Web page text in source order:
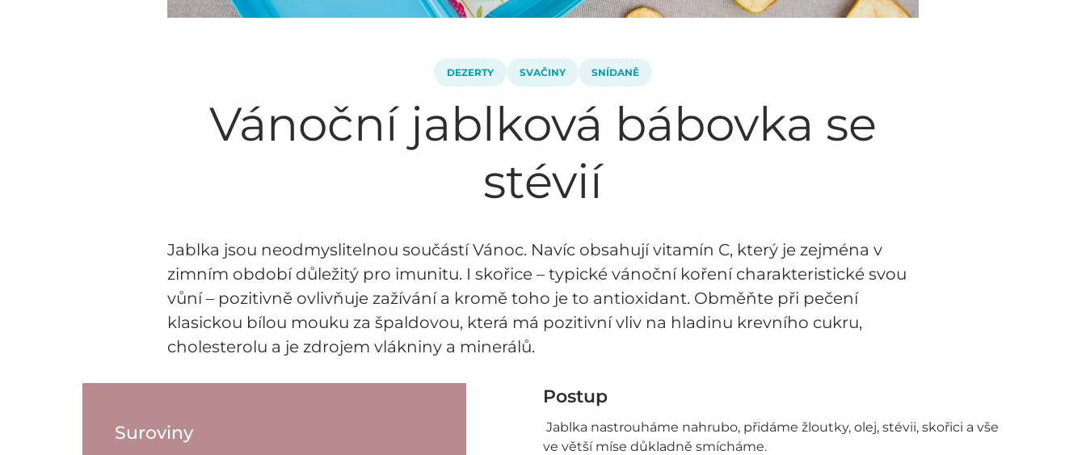
DEZERTY SVAČINY SNÍDANĚ
Vánoční jablková bábovka se
stévií
Jablka jsou neodmyslitelnou součástí Vánoc. Navíc obsahují vitamín C, který je zejména v
zimním období důležitý pro imunitu. I skořice – typické vánoční koření charakteristické svou
vůní – pozitivně ovlivňuje zažívání a kromě toho je to antioxidant. Obměňte při pečení
klasickou bílou mouku za špaldovou, která má pozitivní vliv na hladinu krevního cukru,
cholesterolu a je zdrojem vlákniny a minerálů.
Suroviny
Postup
Jablka nastrouháme nahrubo, přidáme žloutky, olej, stévii, skořici a vše
ve větší míse důkladně smícháme.